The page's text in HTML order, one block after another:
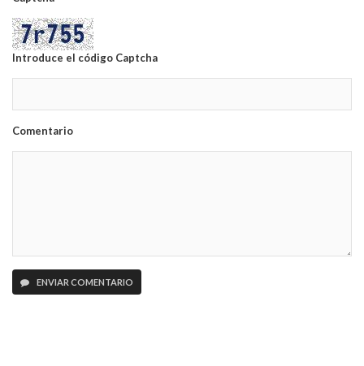
Introduce el código Captcha
Comentario
ENVIAR COMENTARIO